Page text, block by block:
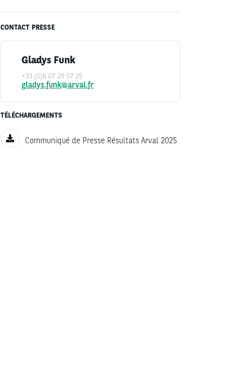
CONTACT PRESSE
Gladys Funk
+33 (0)6 07 29 57 25
gladys.funk@arval.fr
TÉLÉCHARGEMENTS
Communiqué de Presse Résultats Arval 2025